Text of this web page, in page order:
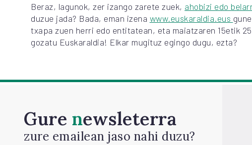
Beraz, lagunok, zer izango zarete zuek, ahobizi edo
duzue jada? Bada, eman izena www.euskaraldia.eus
txapa zuen herri edo entitatean, eta maiatzaren 15etik
gozatu Euskaraldia! Elkar mugituz egingo dugu, ezta?
Gure newsleterra
zure emailean jaso nahi duzu?